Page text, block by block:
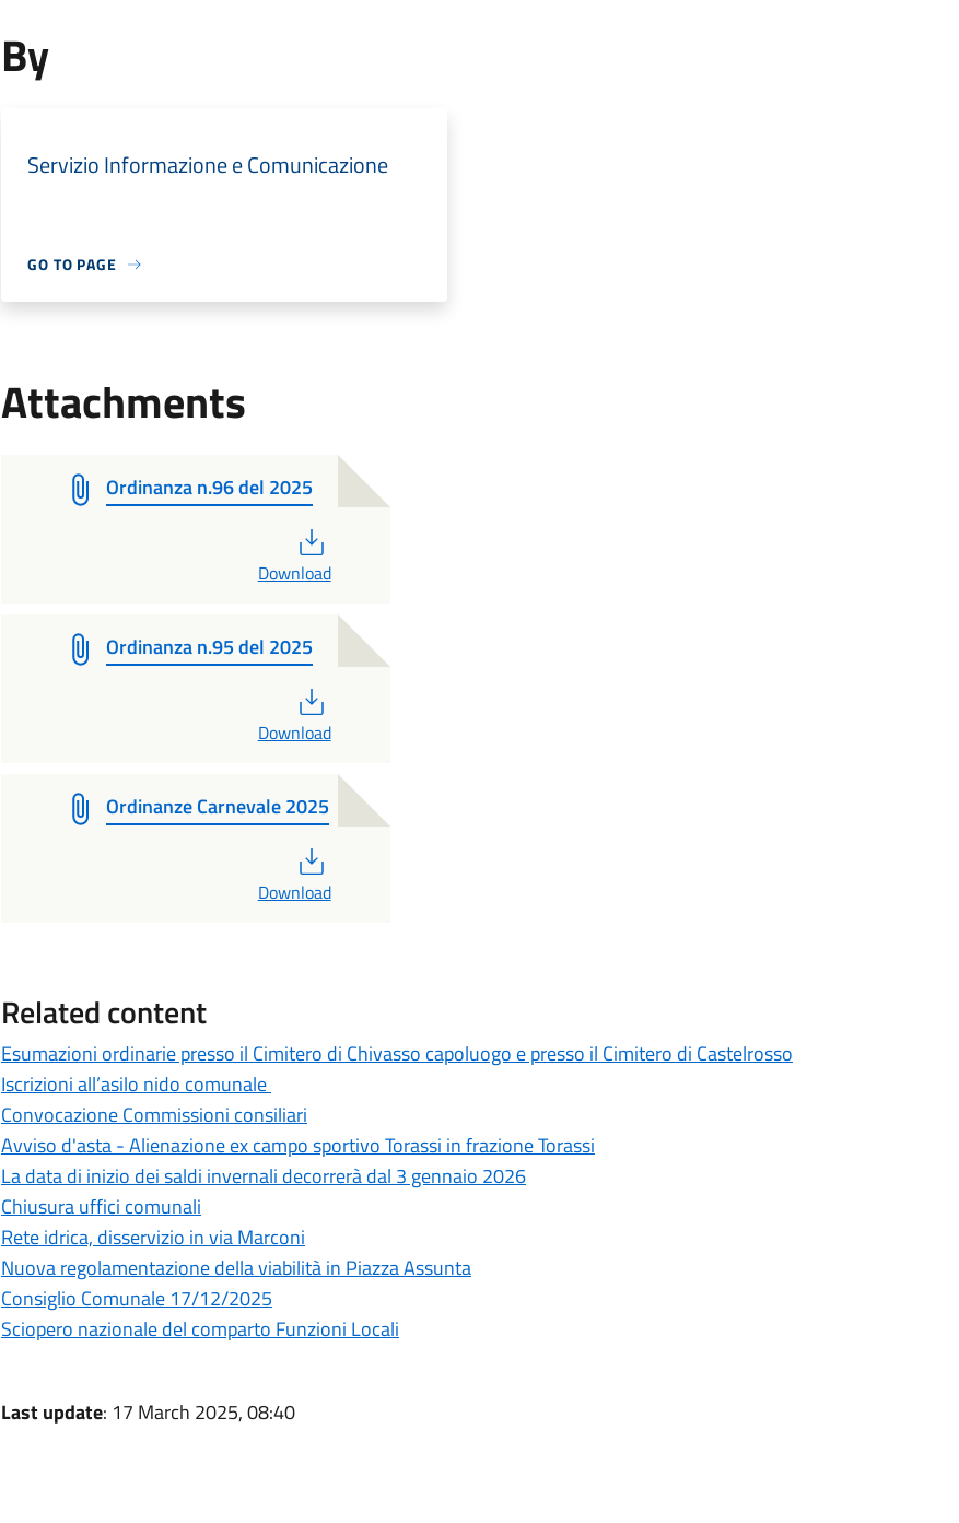
By
Servizio Informazione e Comunicazione
GO TO PAGE
Attachments
Ordinanza n.96 del 2025
Download
Ordinanza n.95 del 2025
Download
Ordinanze Carnevale 2025
Download
Related content
Esumazioni ordinarie presso il Cimitero di Chivasso capoluogo e presso il Cimitero di Castelrosso
Iscrizioni all’asilo nido comunale
Convocazione Commissioni consiliari
Avviso d'asta - Alienazione ex campo sportivo Torassi in frazione Torassi
La data di inizio dei saldi invernali decorrerà dal 3 gennaio 2026
Chiusura uffici comunali
Rete idrica, disservizio in via Marconi
Nuova regolamentazione della viabilità in Piazza Assunta
Consiglio Comunale 17/12/2025
Sciopero nazionale del comparto Funzioni Locali
Last update: 17 March 2025, 08:40